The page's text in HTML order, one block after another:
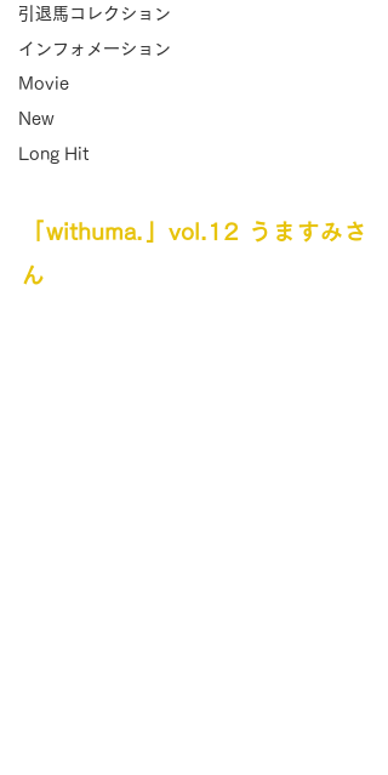
引退馬コレクション
インフォメーション
Movie
New
Long Hit
「withuma.」vol.12 うますみさ
ん